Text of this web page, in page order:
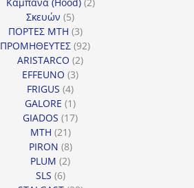
Σκευών 55
προϊόντα
ΠΟΡΤΕΣ MTH 33
προϊόντα
ΠΡΟΜΗΘΕΥΤΕΣ 9292
ARISTARCO 22
EFFEUNO 33
FRIGUS 44
προϊόντα
GALORE 11
προϊόν
GIADOS 1717
MTH 2121
προϊόντα
PIRON 88
προϊόντα
PLUM 22
SLS 66